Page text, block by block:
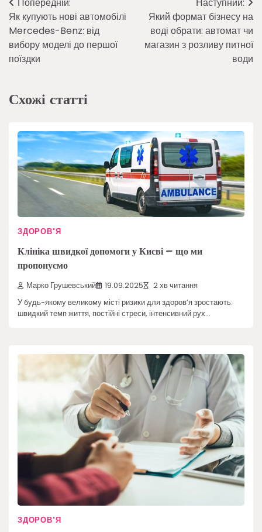
Навігація
записів
Попередній:
Як купують нові автомобілі
Mercedes-Benz: від
вибору моделі до першої
поїздки
Наступний:
Який формат бізнесу на
воді обрати: автомат чи
магазин з розливу питної
води
Схожі статті
ЗДОРОВ'Я
Клініка швидкої допомоги у Києві – що ми
пропонуємо
Марко Грушевський 19.09.2025 2 хв читання
У будь-якому великому місті ризики для здоров’я зростають:
швидкий темп життя, постійні стреси, інтенсивний рух…
ЗДОРОВ'Я